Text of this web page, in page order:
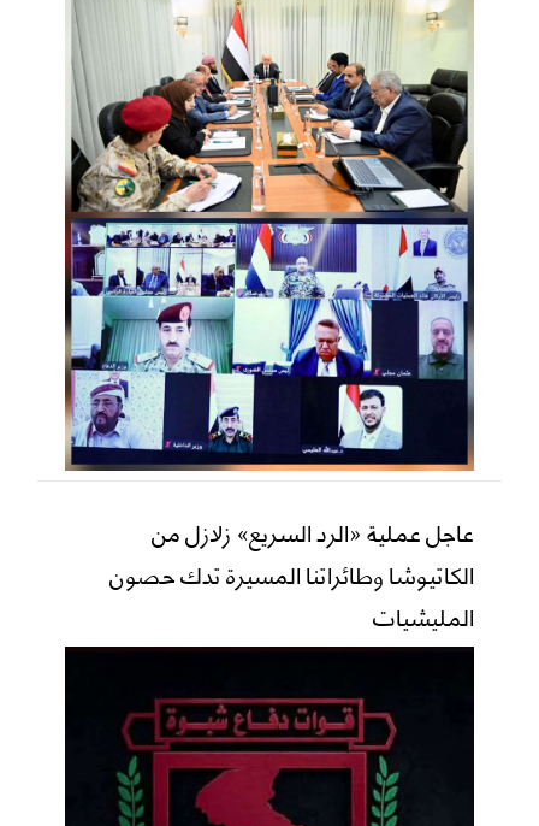
عاجل عملية «الرد السريع» زلازل من
الكاتيوشا وطائراتنا المسيرة تدك حصون
المليشيات